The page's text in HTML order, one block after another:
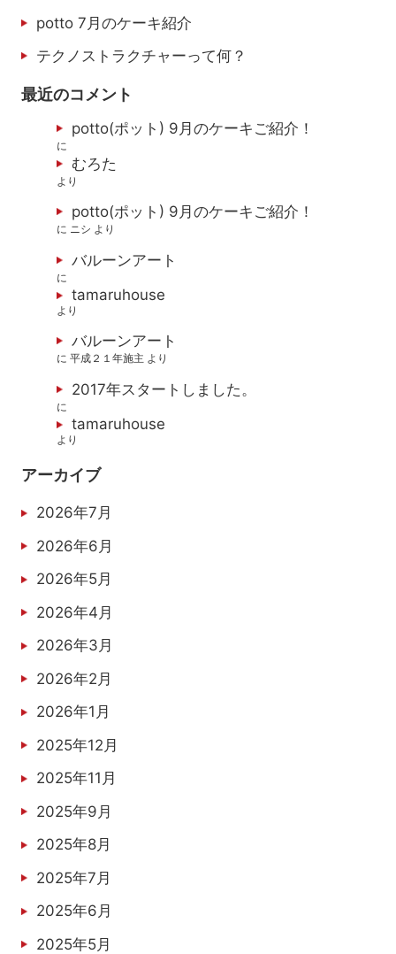
potto 7月のケーキ紹介
テクノストラクチャーって何？
最近のコメント
potto(ポット) 9月のケーキご紹介！
に
むろた
より
potto(ポット) 9月のケーキご紹介！
に ニシ より
バルーンアート
に
tamaruhouse
より
バルーンアート
に平成２１年施主 より
2017年スタートしました。
に
tamaruhouse
より
アーカイブ
2026年7月
2026年6月
2026年5月
2026年4月
2026年3月
2026年2月
2026年1月
2025年12月
2025年11月
2025年9月
2025年8月
2025年7月
2025年6月
2025年5月